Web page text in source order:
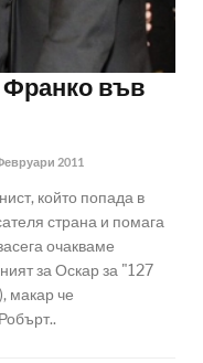
във
2011
който попада в
страна и помага
очакваме
за Оскар за "127
макар че